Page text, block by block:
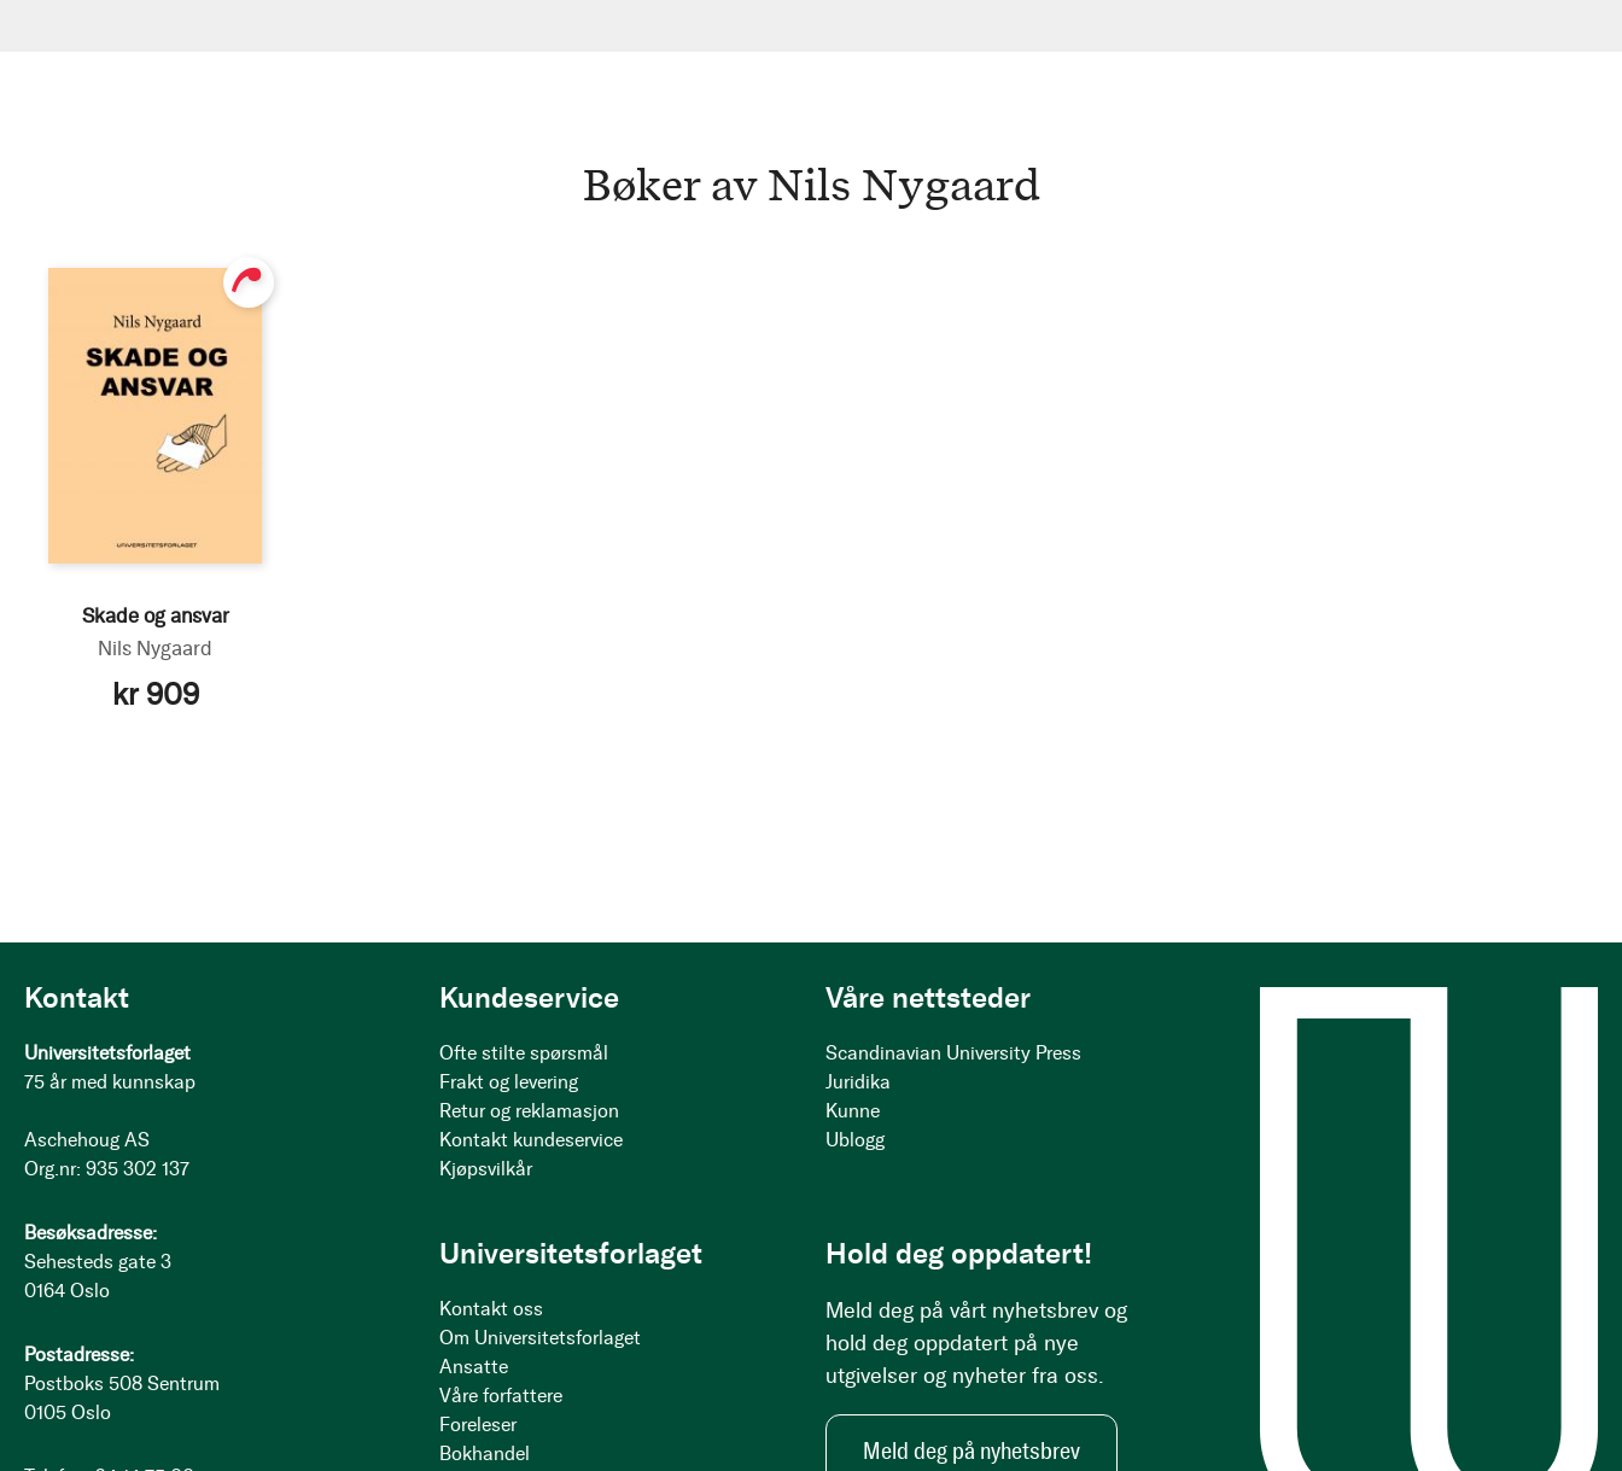
Bøker av Nils Nygaard
Skade og ansvar
Nils Nygaard
kr 909
Kontakt
Universitetsforlaget
75 år med kunnskap
Aschehoug AS
Org.nr: 935 302 137
Besøksadresse:
Sehesteds gate 3
0164 Oslo
Postadresse:
Postboks 508 Sentrum
0105 Oslo
Kundeservice
Ofte stilte spørsmål
Frakt og levering
Retur og reklamasjon
Kontakt kundeservice
Kjøpsvilkår
Våre nettsteder
Scandinavian University Press
Juridika
Kunne
Ublogg
Universitetsforlaget
Kontakt oss
Om Universitetsforlaget
Ansatte
Våre forfattere
Foreleser
Bokhandel
Hold deg oppdatert!
Meld deg på vårt nyhetsbrev og
hold deg oppdatert på nye
utgivelser og nyheter fra oss.
Meld deg på nyhetsbrev